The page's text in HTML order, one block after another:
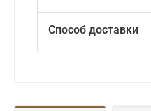
Способ доставки